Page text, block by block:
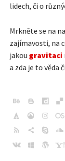
lidech, či o
Mrkněte se na
zajímavosti, na
jakou gravitaci
a zda je to věda